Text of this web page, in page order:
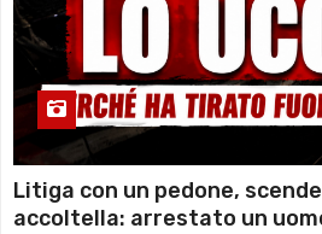
Litiga con un pedone,
accoltella: arrestato un